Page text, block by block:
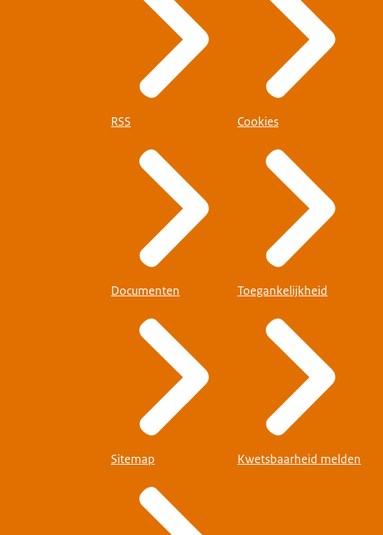
RSS
Documenten
Sitemap
Cookies
Toegankelijkheid
Kwetsbaarheid melden